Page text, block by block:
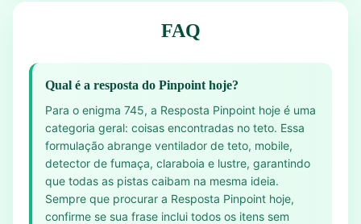
FAQ
Qual é a resposta do Pinpoint hoje?
Para o enigma 745, a Resposta Pinpoint hoje é uma
categoria geral: coisas encontradas no teto. Essa
formulação abrange ventilador de teto, mobile,
detector de fumaça, claraboia e lustre, garantindo
que todas as pistas caibam na mesma ideia.
Sempre que procurar a Resposta Pinpoint hoje,
confirme se sua frase inclui todos os itens sem